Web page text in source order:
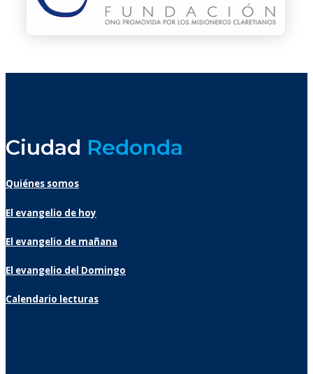
Ciudad Redonda
Quiénes somos
El evangelio de hoy
El evangelio de mañana
El evangelio del Domingo
Calendario lecturas